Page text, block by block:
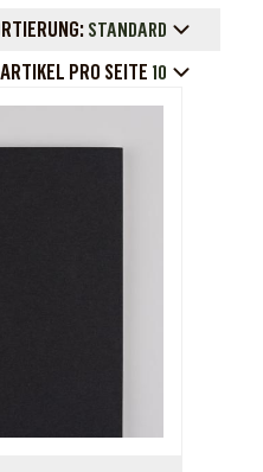
STANDARD
ARTIKEL PRO SEITE 10